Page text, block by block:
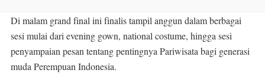
Di malam grand final ini finalis tampil anggun dalam berbagai
sesi mulai dari evening gown, national costume, hingga sesi
penyampaian pesan tentang pentingnya Pariwisata bagi generasi
muda Perempuan Indonesia.